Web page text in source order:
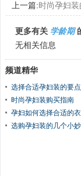
上一篇:时尚孕妇装
更多有关 学龄期
无相关信息
频道精华
选择合适孕妇装的要点
时尚孕妇装购买指南
孕妇如何选择合适的衣
选购孕妇装的几个小